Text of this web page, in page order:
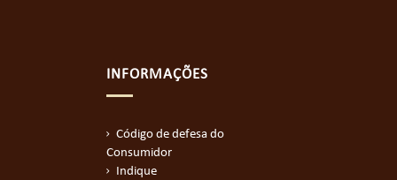
INFORMAÇÕES
Código de defesa do
Consumidor
Indique